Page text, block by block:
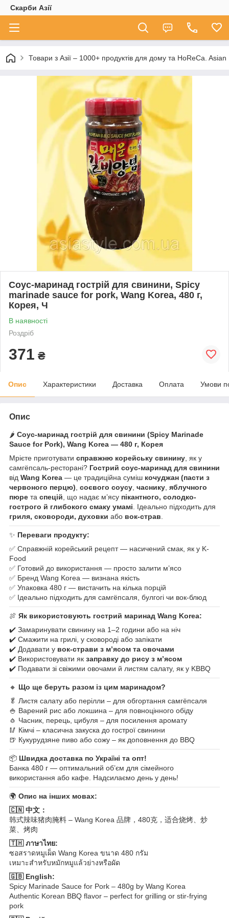
Скарби Азії
Товари з Азії – 1000+ продуктів для дому та HoReCa.
Соус-маринад гострій для свинини, Spicy
marinade sauce for pork, Wang Korea, 480 г,
Корея, Ч
В наявності
Роздріб
371 ₴
Опис Характеристики Доставка Оплата Умови
Опис
🌶️ Соус-маринад гострій для свинини (Spicy Marinade
Sauce for Pork), Wang Korea — 480 г, Корея
Мрієте приготувати справжню корейську свинину , як у
самгёпсаль-ресторані? Гострий соус-маринад для свинини
від Wang Korea — це традиційна суміш кочуджан (пасти з
червоного перцю) соєвого соусу часнику яблучного
пюре та спецій , що надає м’ясу пікантного, солодко-
гострого й глибокого смаку умамі . Ідеально підходить для
гриля, сковороди, духовки або вок-страв
✨ Переваги продукту:
✅ Справжній корейський рецепт — насичений смак, як у K-
Food
✅ Готовий до використання — просто залити м’ясо
✅ Бренд Wang Korea — визнана якість
✅ Упаковка 480 г — вистачить на кілька порцій
✅ Ідеально підходить для самгёпсаля, булгогі чи вок-блюд
🍖 Як використовують гострий маринад Wang Korea:
✔️ Замаринувати свинину на 1–2 години або на ніч
✔️ Смажити на грилі, у сковороді або запікати
✔️ Додавати у вок-страви з м’ясом та овочами
✔️ Використовувати як заправку до рису з м’ясом
✔️ Подавати зі свіжими овочами й листям салату, як у KBBQ
🔸 Що ще беруть разом із цим маринадом?
🥬 Листя салату або перілли – для обгортання самгёпсаля
🍚 Варений рис або локшина – для повноцінного обіду
🧄 Часник, перець, цибуля – для посилення аромату
🥢 Кімчі – класична закуска до гострої свинини
🍺 Кукурудзяне пиво або сожу – як доповнення до BBQ
📦 Швидка доставка по Україні та опт!
Банка 480 г — оптимальний об’єм для сімейного
використання або кафе. Надсилаємо день у день!
🌍 Опис на інших мовах:
🇨🇳 中文：
韩式辣味猪肉腌料 – Wang Korea 品牌，480克，适合烧烤、炒
菜、烤肉
🇹🇭 ภาษาไทย:
ซอสราดหมูเผ็ด Wang Korea ขนาด 480 กรัม
เหมาะสำหรับหมักหมูแล้วย่างหรือผัด
🇬🇧 English:
Spicy Marinade Sauce for Pork – 480g by Wang Korea
Authentic Korean BBQ flavor – perfect for grilling or stir-frying
pork